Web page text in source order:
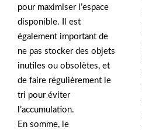
pour maximiser l’espace
disponible. Il est
également important de
ne pas stocker des objets
inutiles ou obsolètes, et
de faire régulièrement le
tri pour éviter
l’accumulation.
En somme, le